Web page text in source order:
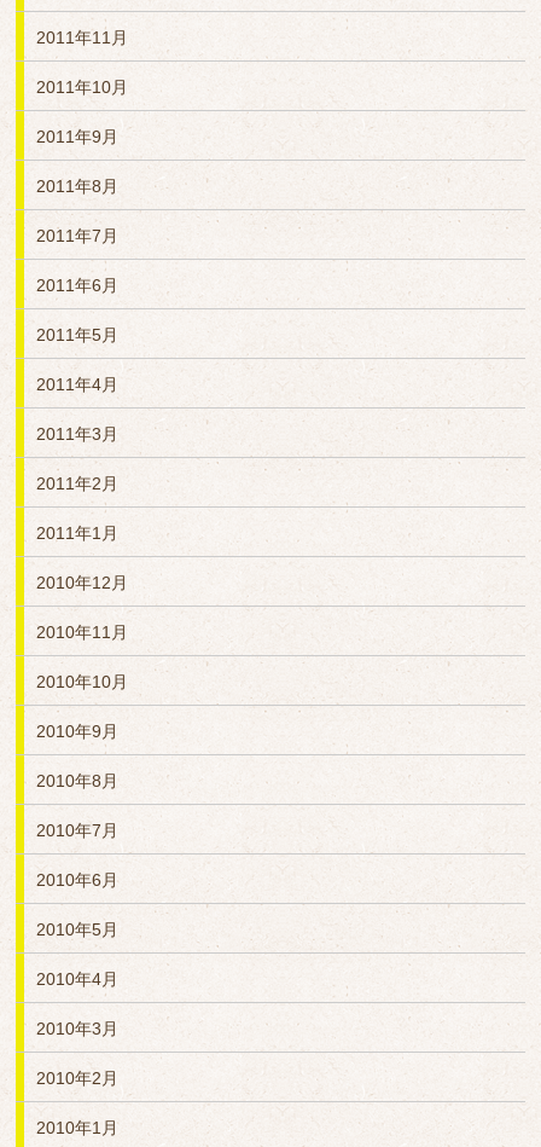
2011年11月
2011年10月
2011年9月
2011年8月
2011年7月
2011年6月
2011年5月
2011年4月
2011年3月
2011年2月
2011年1月
2010年12月
2010年11月
2010年10月
2010年9月
2010年8月
2010年7月
2010年6月
2010年5月
2010年4月
2010年3月
2010年2月
2010年1月